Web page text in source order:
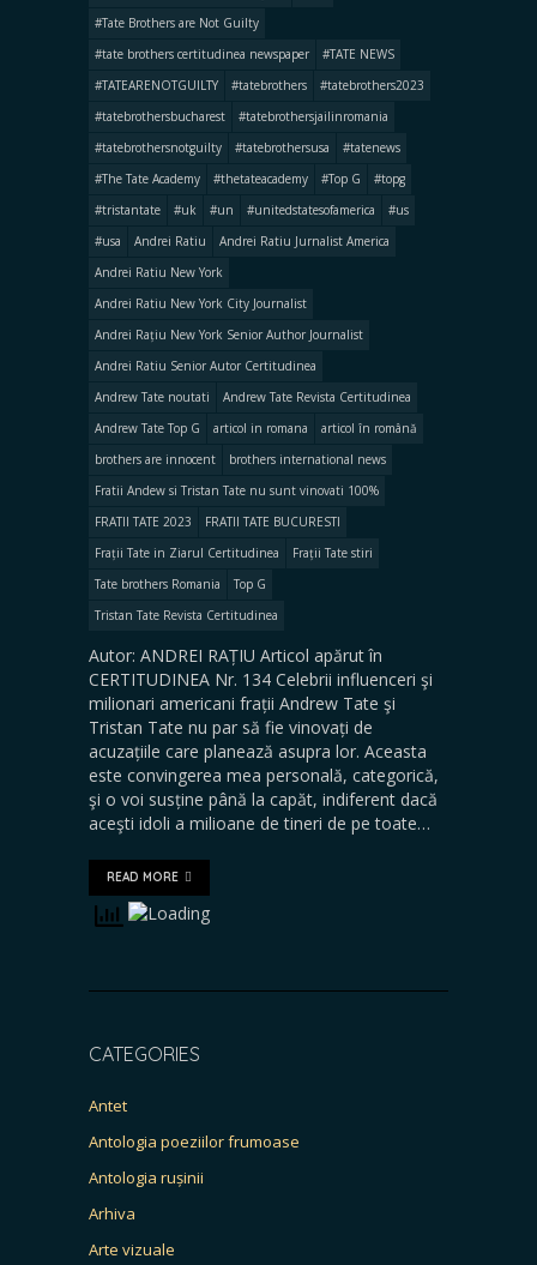
#Tate Brothers are Not Guilty
#tate brothers certitudinea newspaper
#TATE NEWS
#TATEARENOTGUILTY
#tatebrothers
#tatebrothers2023
#tatebrothersbucharest
#tatebrothersjailinromania
#tatebrothersnotguilty
#tatebrothersusa
#tatenews
#The Tate Academy
#thetateacademy #Top G
#topg
#tristantate
#uk #un #unitedstatesofamerica
#us
#usa
Andrei Ratiu
Andrei Ratiu Jurnalist America
Andrei Ratiu New York
Andrei Ratiu New York City Journalist
Andrei Rațiu New York Senior Author Journalist
Andrei Ratiu Senior Autor Certitudinea
Andrew Tate noutati
Andrew Tate Revista Certitudinea
Andrew Tate Top G
articol in romana
articol în română
brothers are innocent
brothers international news
Fratii Andew si Tristan Tate nu sunt vinovati 100%
FRATII TATE 2023
FRATII TATE BUCURESTI
Frații Tate in Ziarul Certitudinea
Frații Tate stiri
Tate brothers Romania
Top G
Tristan Tate Revista Certitudinea
Autor: ANDREI RAȚIU Articol apărut în
CERTITUDINEA Nr. 134 Celebrii influenceri şi
milionari americani frații Andrew Tate şi
Tristan Tate nu par să fie vinovați de
acuzațiile care planează asupra lor. Aceasta
este convingerea mea personală, categorică,
şi o voi susține până la capăt, indiferent dacă
aceşti idoli a milioane de tineri de pe toate…
READ MORE
CATEGORIES
Antet
Antologia poeziilor frumoase
Antologia rușinii
Arhiva
Arte vizuale